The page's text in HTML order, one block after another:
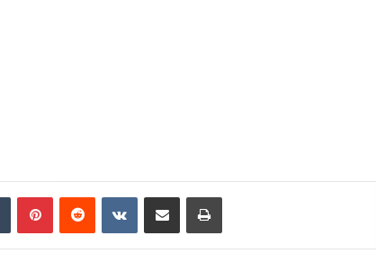
TumblrPinterestReddit VKontakte
Share via Email Print